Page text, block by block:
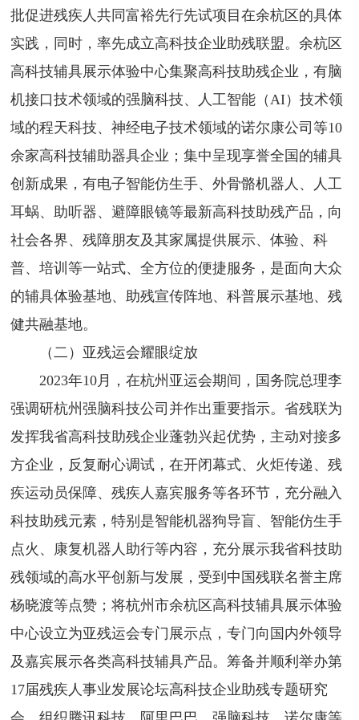
批促进残疾人共同富裕先行先试项目在余杭区的具体
实践，同时，率先成立高科技企业助残联盟。余杭区
高科技辅具展示体验中心集聚高科技助残企业，有脑
机接口技术领域的强脑科技、人工智能（AI）技术领
域的程天科技、神经电子技术领域的诺尔康公司等10
余家高科技辅助器具企业；集中呈现享誉全国的辅具
创新成果，有电子智能仿生手、外骨骼机器人、人工
耳蜗、助听器、避障眼镜等最新高科技助残产品，向
社会各界、残障朋友及其家属提供展示、体验、科
普、培训等一站式、全方位的便捷服务，是面向大众
的辅具体验基地、助残宣传阵地、科普展示基地、残
健共融基地。
（二）亚残运会耀眼绽放
2023年10月，在杭州亚运会期间，国务院总理李
强调研杭州强脑科技公司并作出重要指示。省残联为
发挥我省高科技助残企业蓬勃兴起优势，主动对接多
方企业，反复耐心调试，在开闭幕式、火炬传递、残
疾运动员保障、残疾人嘉宾服务等各环节，充分融入
科技助残元素，特别是智能机器狗导盲、智能仿生手
点火、康复机器人助行等内容，充分展示我省科技助
残领域的高水平创新与发展，受到中国残联名誉主席
杨晓渡等点赞；将杭州市余杭区高科技辅具展示体验
中心设立为亚残运会专门展示点，专门向国内外领导
及嘉宾展示各类高科技辅具产品。筹备并顺利举办第
17届残疾人事业发展论坛高科技企业助残专题研究